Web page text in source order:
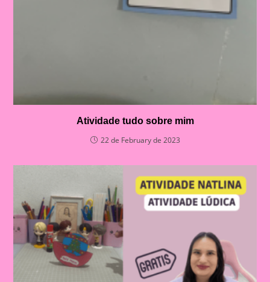
Atividade tudo sobre mim
22 de February de 2023